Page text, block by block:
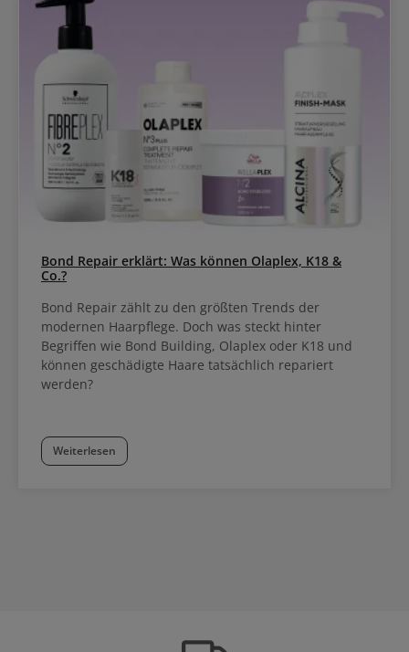
zwei Minuten lang mit dem Nu Skin Lumi gereinigt. Zum Schluss
wird ein Hautpflegeprodukt deiner Wahl aufgteragen.
Bond Repair erklärt: Was können Olaplex, K18 &
Co.?
Bond Repair zählt zu den größten Trends der
modernen Haarpflege. Doch was steckt hinter
Begriffen wie Bond Building, Olaplex oder K18 und
können geschädigte Haare tatsächlich repariert
werden?
Weiterlesen